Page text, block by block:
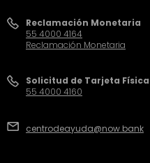
Reclamación Monetaria
55 4000 4164
Reclamación Monetaria
Solicitud de Tarjeta Física
55 4000 4160
centrodeayuda@now.bank